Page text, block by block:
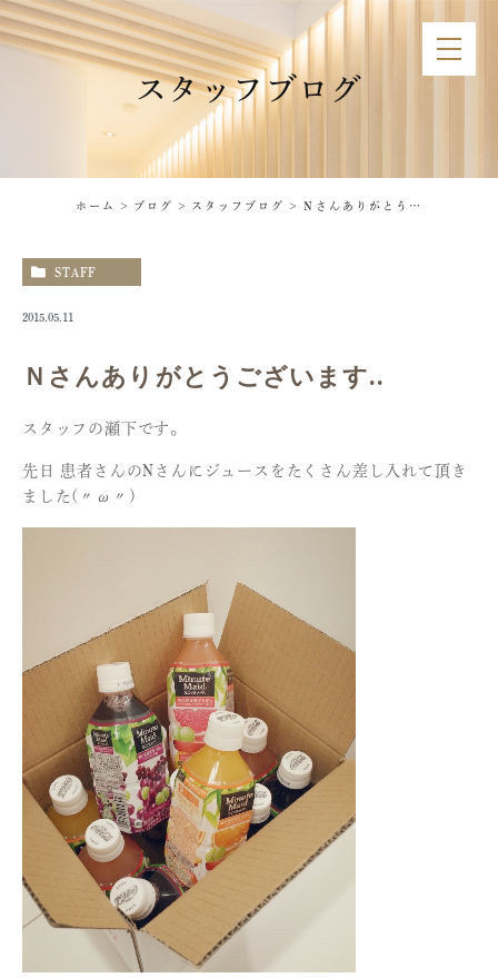
スタッフブログ
ホーム ブログ スタッフブログ Ｎさんありがとうございます..
STAFF
2015.05.11
Ｎさんありがとうございます..
スタッフの瀬下です。
先日 患者さんのNさんにジュースをたくさん差し入れて頂き
ました(〃ω〃)